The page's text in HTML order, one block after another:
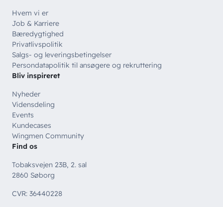
Hvem vi er
Job & Karriere
Bæredygtighed
Privatlivspolitik
Salgs- og leveringsbetingelser
Persondatapolitik til ansøgere og rekruttering
Bliv inspireret
Nyheder
Vidensdeling
Events
Kundecases
Wingmen Community
Find os
Tobaksvejen 23B, 2. sal
2860 Søborg
CVR: 36440228